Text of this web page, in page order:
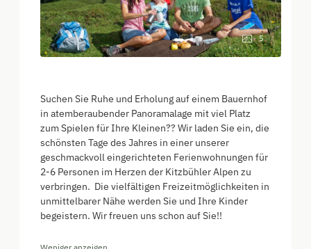
5
Suchen Sie Ruhe und Erholung auf einem Bauernhof
in atemberaubender Panoramalage mit viel Platz
zum Spielen für Ihre Kleinen?? Wir laden Sie ein, die
schönsten Tage des Jahres in einer unserer
geschmackvoll eingerichteten Ferienwohnungen für
2-6 Personen im Herzen der Kitzbühler Alpen zu
verbringen. Die vielfältigen Freizeitmöglichkeiten in
unmittelbarer Nähe werden Sie und Ihre Kinder
begeistern. Wir freuen uns schon auf Sie!!